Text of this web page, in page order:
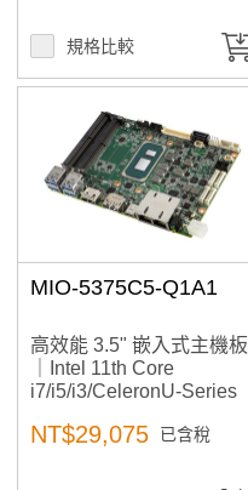
規格比較
MIO-5375C5-Q1A1
高效能 3.5" 嵌入式主機板
｜Intel 11th Core
i7/i5/i3/CeleronU-Series
化、小型工作站、AI邊緣
NT$29,075 已含稅